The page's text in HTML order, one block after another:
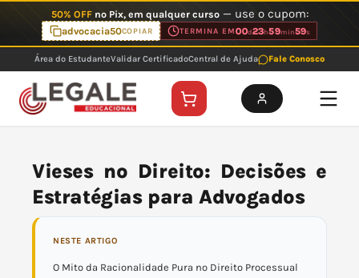
o
conteúdo
50% OFFno Pix, em qualquer curso— use o cupom:
advocacia50COPIAR TERMINA EM00d23h59min59s
Área do EstudanteValidar CertificadoCentral de Ajuda Fale Conosco
Vieses no Direito: Decisões e
Estratégias para Advogados
NESTE ARTIGO
O Mito da Racionalidade Pura no Direito Processual